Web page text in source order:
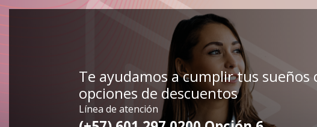
Te ayudamos a cumplir tus sueños
opciones de descuentos
Línea de atención